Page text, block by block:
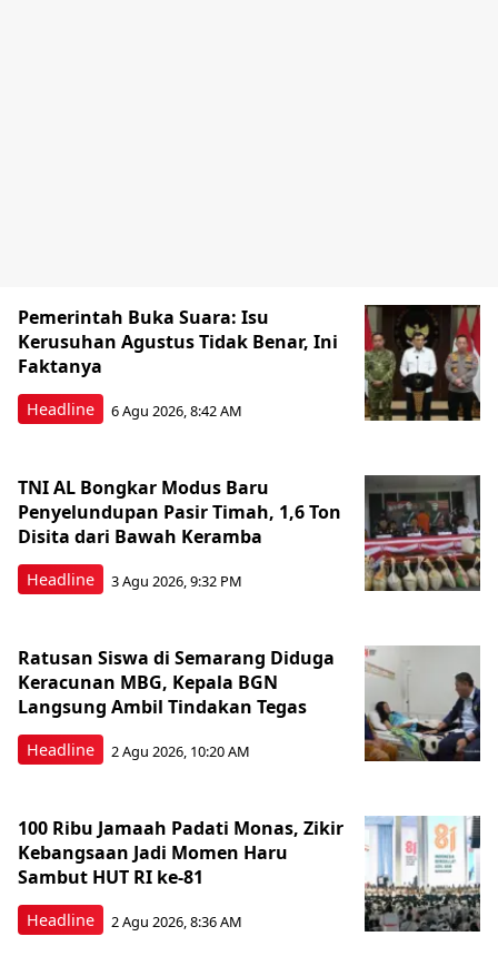
Headline
Pemerintah Buka Suara: Isu
Kerusuhan Agustus Tidak Benar, Ini
Faktanya
6 Agu 2026, 8:42 AM
Headline
TNI AL Bongkar Modus Baru
Penyelundupan Pasir Timah, 1,6 Ton
Disita dari Bawah Keramba
3 Agu 2026, 9:32 PM
Headline
Ratusan Siswa di Semarang Diduga
Keracunan MBG, Kepala BGN
Langsung Ambil Tindakan Tegas
2 Agu 2026, 10:20 AM
Headline
100 Ribu Jamaah Padati Monas, Zikir
Kebangsaan Jadi Momen Haru
Sambut HUT RI ke-81
2 Agu 2026, 8:36 AM